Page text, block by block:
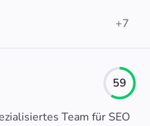
+7
59
Team für SEO